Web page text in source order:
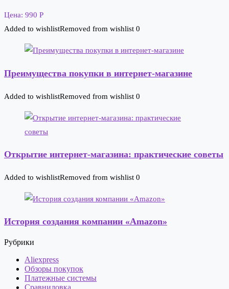
Цена: 990 Р
Added to wishlistRemoved from wishlist 0
Преимущества покупки в интернет-магазине
Added to wishlistRemoved from wishlist 0
Открытие интернет-магазина: практические советы
Added to wishlistRemoved from wishlist 0
История создания компании «Amazon»
Рубрики
Aliexpress
Обзоры покупок
Платежные системы
Сравниловка